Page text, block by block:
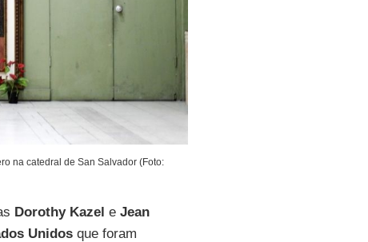
na catedral de San Salvador (Foto:
Dorothy Kazel e Jean
Unidosque foram